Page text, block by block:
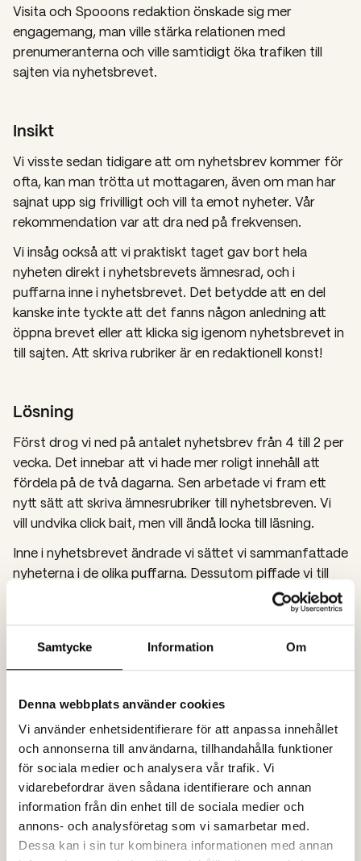
Samtycke Information Om
Denna webbplats använder cookies
Vi använder enhetsidentifierare för att anpassa innehållet
och annonserna till användarna, tillhandahålla funktioner
för sociala medier och analysera vår trafik. Vi
vidarebefordrar även sådana identifierare och annan
information från din enhet till de sociala medier och
annons- och analysföretag som vi samarbetar med.
Dessa kan i sin tur kombinera informationen med annan
Visita och Spooons redaktion önskade sig mer
engagemang, man ville stärka relationen med
prenumeranterna och ville samtidigt öka trafiken till
sajten via nyhetsbrevet.
Insikt
Vi visste sedan tidigare att om nyhetsbrev kommer för
ofta, kan man trötta ut mottagaren, även om man har
sajnat upp sig frivilligt och vill ta emot nyheter. Vår
rekommendation var att dra ned på frekvensen.
Vi insåg också att vi praktiskt taget gav bort hela
nyheten direkt i nyhetsbrevets ämnesrad, och i
puffarna inne i nyhetsbrevet. Det betydde att en del
kanske inte tyckte att det fanns någon anledning att
öppna brevet eller att klicka sig igenom nyhetsbrevet in
till sajten. Att skriva rubriker är en redaktionell konst!
Lösning
Först drog vi ned på antalet nyhetsbrev från 4 till 2 per
vecka. Det innebar att vi hade mer roligt innehåll att
fördela på de två dagarna. Sen arbetade vi fram ett
nytt sätt att skriva ämnesrubriker till nyhetsbreven. Vi
vill undvika click bait, men vill ändå locka till läsning.
Inne i nyhetsbrevet ändrade vi sättet vi sammanfattade
nyheterna i de olika puffarna. Dessutom piffade vi till
designen på nyhetsbrevet för att göra det mer
lockande, och samtidigt stärka det som en egen kanal.
Resultat
Efter bara ett par veckor dubblerade vi öppningsgraden
från 20% till 40%. I dag är dessutom flera nyhetsbrev i
månaden uppe i över 50% öppningsgrad. När det gäller
CTR (click through rate), alltså hur många som faktiskt
klickar sig igenom till sajten, så ökade vi den från ca 2%
till ca 10%.
Vi hör också från Visita att nyhetsbrevet är en given
och uppskattad kanal i deras mix, och från Visitas